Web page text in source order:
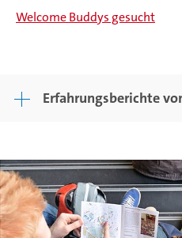
Welcome Buddys gesucht
Erfahrungsberichte